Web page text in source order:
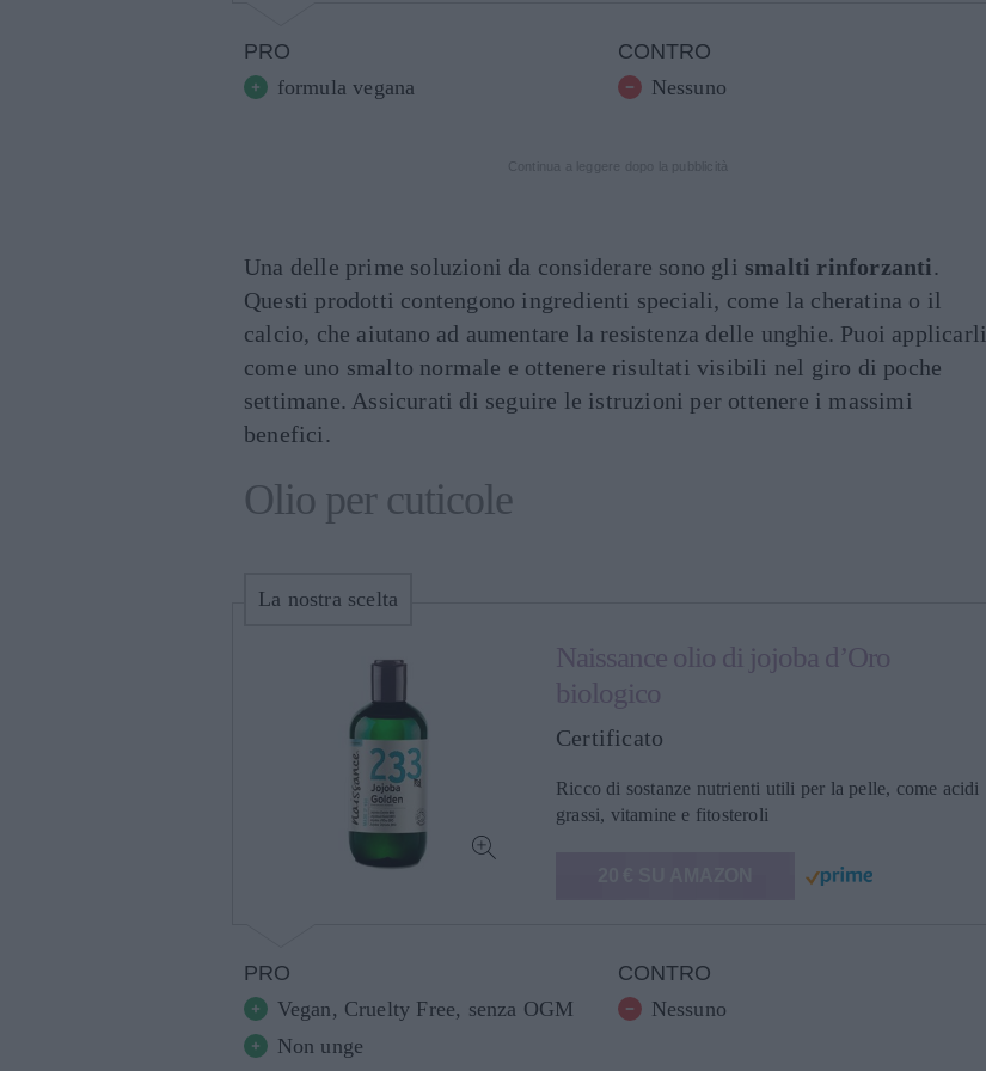
PRO
formula vegana
CONTRO
Nessuno
Una delle prime soluzioni da considerare sono gli smalti rinforzanti.
Questi prodotti contengono ingredienti speciali, come la cheratina o il
calcio, che aiutano ad aumentare la resistenza delle unghie. Puoi applicarli
come uno smalto normale e ottenere risultati visibili nel giro di poche
settimane. Assicurati di seguire le istruzioni per ottenere i massimi
benefici.
Olio per cuticole
La nostra scelta
Naissance olio di jojoba d’Oro
biologico
Certificato
Ricco di sostanze nutrienti utili per la pelle, come acidi
grassi, vitamine e fitosteroli
PRO
Vegan, Cruelty Free, senza OGM
Non unge
CONTRO
Nessuno